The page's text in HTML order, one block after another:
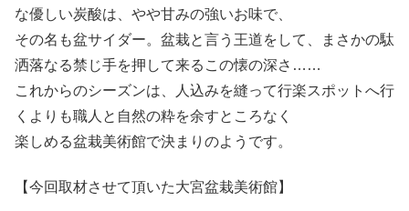
な優しい炭酸は、やや甘みの強いお味で、
その名も盆サイダー。盆栽と言う王道をして、まさかの駄
洒落なる禁じ手を押して来るこの懐の深さ……
これからのシーズンは、人込みを縫って行楽スポットへ行
くよりも職人と自然の粋を余すところなく
楽しめる盆栽美術館で決まりのようです。
【今回取材させて頂いた大宮盆栽美術館】